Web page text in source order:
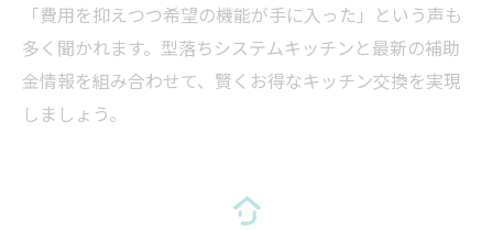
「費用を抑えつつ希望の機能が手に入った」という声も
多く聞かれます。型落ちシステムキッチンと最新の補助
金情報を組み合わせて、賢くお得なキッチン交換を実現
しましょう。